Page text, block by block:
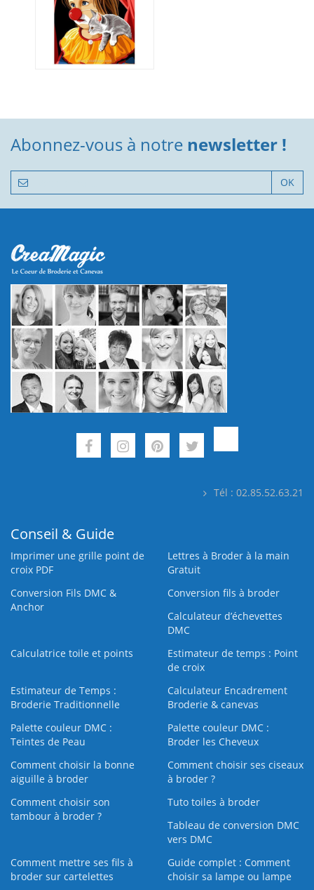
Abonnez-vous à notre newsletter !
OK
Tél : 02.85.52.63.21
Conseil & Guide
Imprimer une grille point de
croix PDF
Lettres à Broder à la main
Gratuit
Conversion Fils DMC &
Anchor
Conversion fils à broder
Calculateur d’échevettes
DMC
Calculatrice toile et points
Estimateur de temps : Point
de croix
Estimateur de Temps :
Broderie Traditionnelle
Calculateur Encadrement
Broderie & canevas
Palette couleur DMC :
Teintes de Peau
Palette couleur DMC :
Broder les Cheveux
Comment choisir la bonne
aiguille à broder
Comment choisir ses ciseaux
à broder ?
Comment choisir son
tambour à broder ?
Tuto toiles à broder
Tableau de conversion DMC
vers DMC
Comment mettre ses fils à
broder sur cartelettes
Guide complet : Comment
choisir sa lampe ou lampe